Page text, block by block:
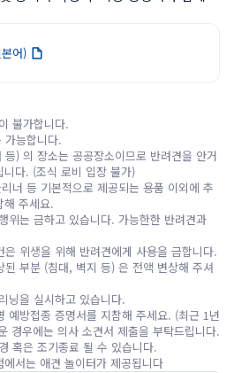
어)
불가합니다.
능합니다.
) 의 장소는 공공장소이므로 반려견을 안거
다. (조식 로비 입장 불가)
너 등 기본적으로 제공되는 용품 이외에 추
해 주세요.
는 금하고 있습니다. 가능한한 반려견과
위생을 위해 반려견에게 사용을 금합니다.
부분 (침대, 벽지 등) 은 전액 변상해 주셔
닝을 실시하고 있습니다.
방접종 증명서를 지참해 주세요. (최근 1년
경우에는 의사 소견서 제출을 부탁드립니다.
혹은 조기종료 될 수 있습니다.
서는 애견 놀이터가 제공됩니다